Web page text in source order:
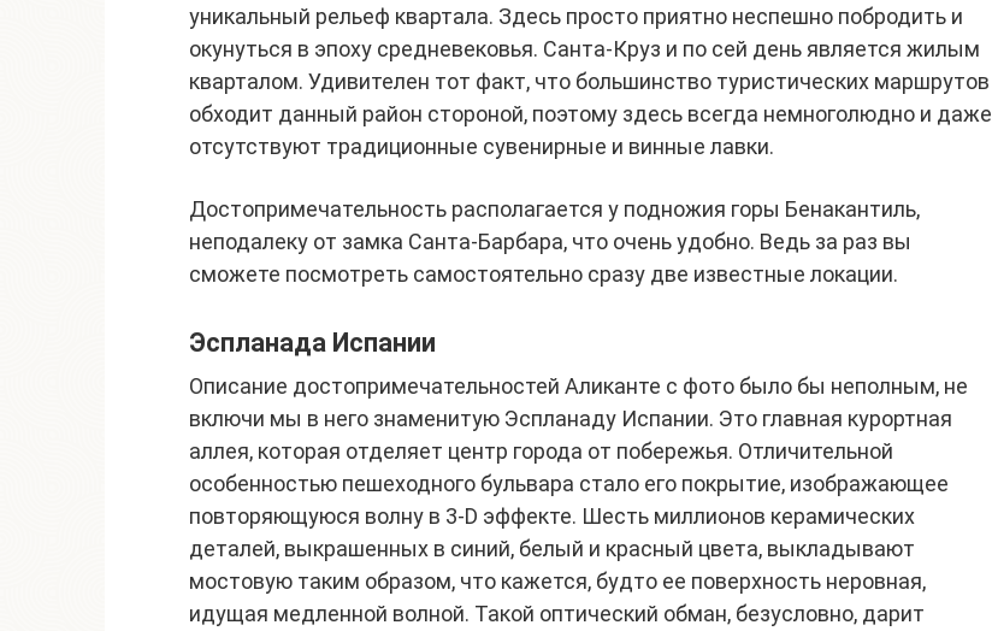
уникальный рельеф квартала. Здесь просто приятно неспешно побродить и
окунуться в эпоху средневековья. Санта-Круз и по сей день является жилым
кварталом. Удивителен тот факт, что большинство туристических маршрутов
обходит данный район стороной, поэтому здесь всегда немноголюдно и даже
отсутствуют традиционные сувенирные и винные лавки.
Достопримечательность располагается у подножия горы Бенакантиль,
неподалеку от замка Санта-Барбара, что очень удобно. Ведь за раз вы
сможете посмотреть самостоятельно сразу две известные локации.
Эспланада Испании
Описание достопримечательностей Аликанте с фото было бы неполным, не
включи мы в него знаменитую Эспланаду Испании. Это главная курортная
аллея, которая отделяет центр города от побережья. Отличительной
особенностью пешеходного бульвара стало его покрытие, изображающее
повторяющуюся волну в 3-D эффекте. Шесть миллионов керамических
деталей, выкрашенных в синий, белый и красный цвета, выкладывают
мостовую таким образом, что кажется, будто ее поверхность неровная,
идущая медленной волной. Такой оптический обман, безусловно, дарит